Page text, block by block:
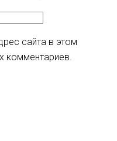
сайта в этом
комментариев.